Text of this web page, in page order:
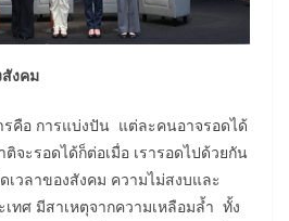
งคม
คือ การแบ่งปัน แต่ละคนอาจรอดได้
จะรอดได้ก็ต่อเมื่อ เรารอดไปด้วยกัน
เวลาของสังคม ความไม่สงบและ
ทศ มีสาเหตุจากความเหลือมล้ำ ทั้ง